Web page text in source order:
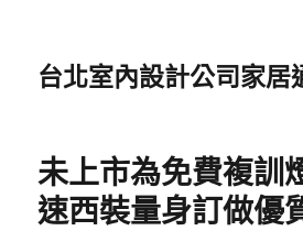
台北室內設計公司家居
未上市為免費複訓
速西裝量身訂做優